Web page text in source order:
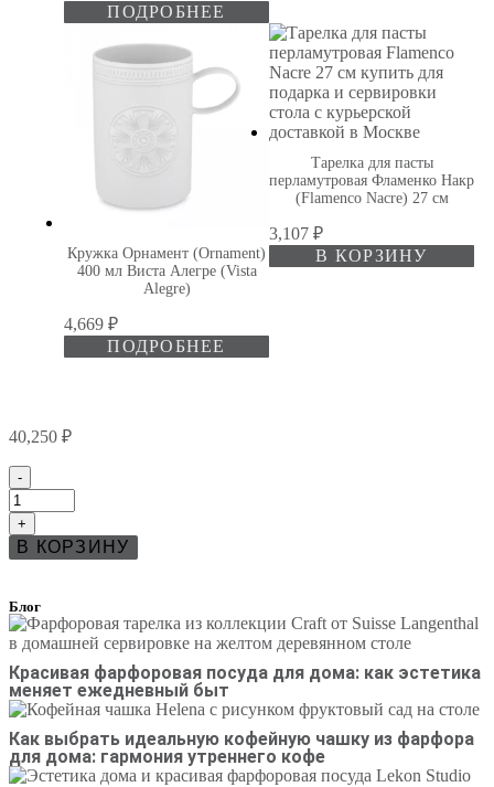
ПОДРОБНЕЕ
Кружка Орнамент (Ornament)
400 мл Виста Алегре (Vista
Alegre)
4,669 ₽
ПОДРОБНЕЕ
Тарелка для пасты
перламутровая Фламенко Накр
(Flamenco Nacre) 27 см
3,107 ₽
В КОРЗИНУ
40,250 ₽
-
+
В КОРЗИНУ
Блог
Красивая фарфоровая посуда для дома: как эстетика
меняет ежедневный быт
Как выбрать идеальную кофейную чашку из фарфора
для дома: гармония утреннего кофе